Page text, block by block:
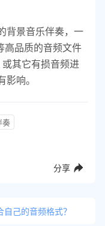
背景音乐伴奏，一
高品质的音频文件
其它有损音频进
影响。
奏
分享
己的音频格式？